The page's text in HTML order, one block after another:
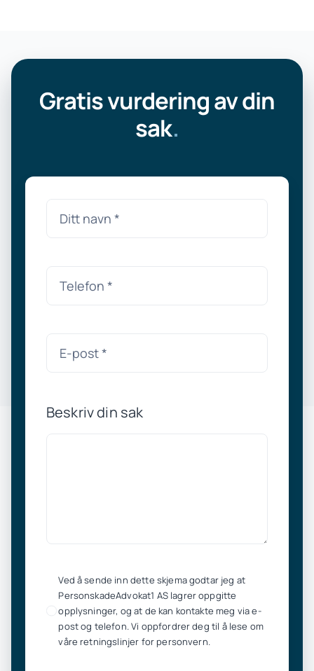
Gratis vurdering av din
sak.
Beskriv din sak
Ved å sende inn dette skjema godtar jeg at
PersonskadeAdvokat1 AS lagrer oppgitte
opplysninger, og at de kan kontakte meg via e-
post og telefon. Vi oppfordrer deg til å lese om
våre retningslinjer for personvern.